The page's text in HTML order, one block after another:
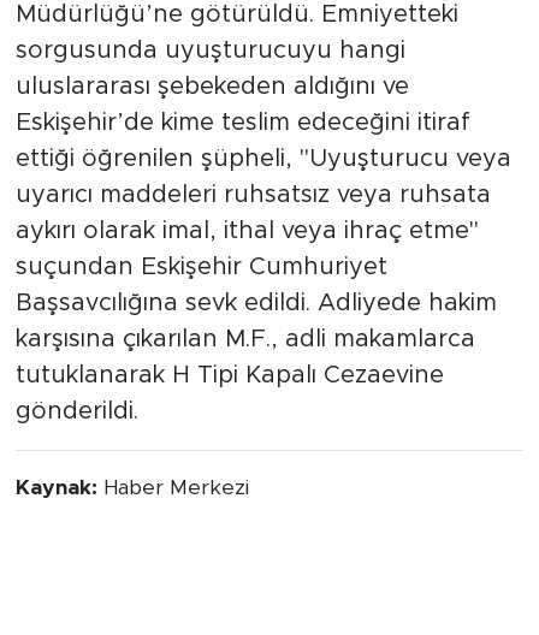
Müdürlüğü’ne götürüldü. Emniyetteki
sorgusunda uyuşturucuyu hangi
uluslararası şebekeden aldığını ve
Eskişehir’de kime teslim edeceğini itiraf
ettiği öğrenilen şüpheli, "Uyuşturucu veya
uyarıcı maddeleri ruhsatsız veya ruhsata
aykırı olarak imal, ithal veya ihraç etme"
suçundan Eskişehir Cumhuriyet
Başsavcılığına sevk edildi. Adliyede hakim
karşısına çıkarılan M.F., adli makamlarca
tutuklanarak H Tipi Kapalı Cezaevine
gönderildi.
Kaynak: Haber Merkezi